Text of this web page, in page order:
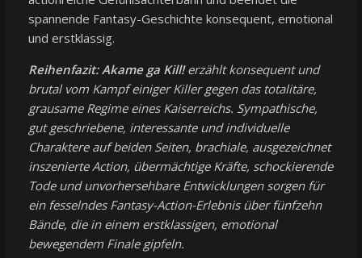
spannende Fantasy-Geschichte konsequent, emotional
und erstklassig.
Reihenfazit: Akame ga Kill!erzählt konsequent und
brutal vom Kampf einiger Killer gegen das totalitäre,
grausame Regime eines Kaiserreichs. Sympathische,
gut geschriebene, interessante und individuelle
Charaktere auf beiden Seiten, brachiale, ausgezeichnet
inszenierte Action, übermächtige Kräfte, schockierende
Tode und unvorhersehbare Entwicklungen sorgen für
ein fesselndes Fantasy-Action-Erlebnis über fünfzehn
Bände, die in einem erstklassigen, emotional
bewegendem Finale gipfeln.